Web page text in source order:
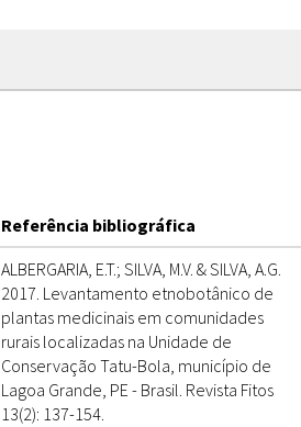
Referência bibliográfica
ALBERGARIA, E.T.; SILVA, M.V. & SILVA, A.G.
2017. Levantamento etnobotânico de
plantas medicinais em comunidades
rurais localizadas na Unidade de
Conservação Tatu-Bola, município de
Lagoa Grande, PE - Brasil. Revista Fitos
13(2): 137-154.